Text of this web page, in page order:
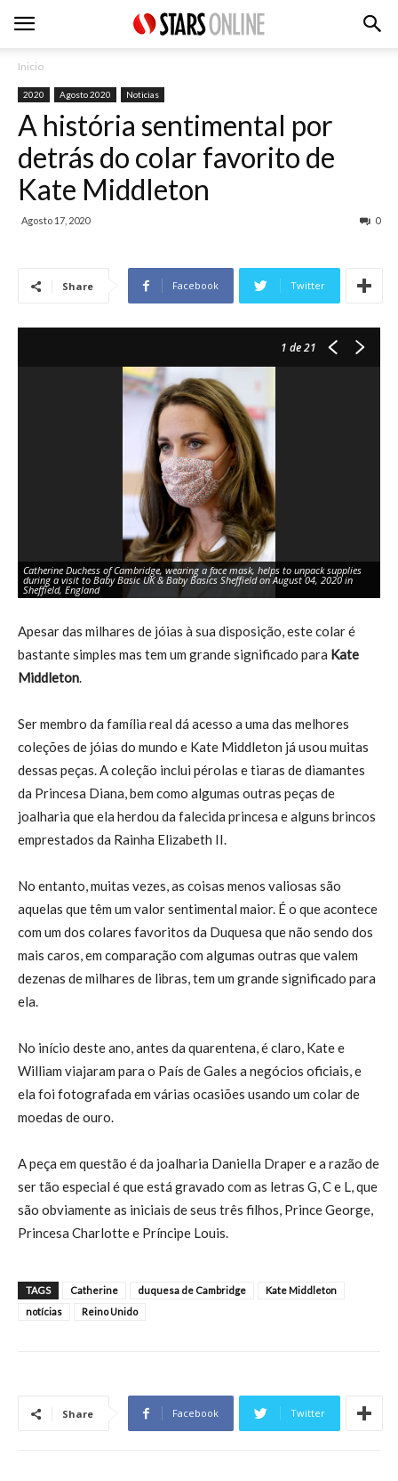
Inicio
2020 Agosto 2020 Noticias
A história sentimental por
detrás do colar favorito de
Kate Middleton
Agosto 17, 2020 0
Share Facebook Twitter
1 de 21
Catherine Duchess of Cambridge, wearing a face mask, helps to unpack supplies
during a visit to Baby Basic UK & Baby Basics Sheffield on August 04, 2020 in
Sheffield, England
Apesar das milhares de jóias à sua disposição, este colar é
bastante simples mas tem um grande significado para Kate
Middleton.
Ser membro da família real dá acesso a uma das melhores
coleções de jóias do mundo e Kate Middleton já usou muitas
dessas peças. A coleção inclui pérolas e tiaras de diamantes
da Princesa Diana, bem como algumas outras peças de
joalharia que ela herdou da falecida princesa e alguns brincos
emprestados da Rainha Elizabeth II.
No entanto, muitas vezes, as coisas menos valiosas são
aquelas que têm um valor sentimental maior. É o que acontece
com um dos colares favoritos da Duquesa que não sendo dos
mais caros, em comparação com algumas outras que valem
dezenas de milhares de libras, tem um grande significado para
ela.
No início deste ano, antes da quarentena, é claro, Kate e
William viajaram para o País de Gales a negócios oficiais, e
ela foi fotografada em várias ocasiões usando um colar de
moedas de ouro.
A peça em questão é da joalharia Daniella Draper e a razão de
ser tão especial é que está gravado com as letras G, C e L, que
são obviamente as iniciais de seus três filhos, Prince George,
Princesa Charlotte e Príncipe Louis.
TAGS Catherine duquesa de Cambridge
Kate Middleton
notícias
Reino Unido
Share Facebook Twitter